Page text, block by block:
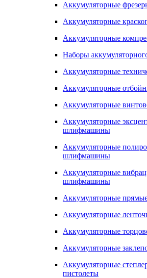
Аккумуляторные
Аккумуляторные
Аккумуляторные
Наборы
Аккумуляторные
Аккумуляторные
Аккумуляторные
Аккумуляторные
шлифмашины
Аккумуляторные
шлифмашины
Аккумуляторные
шлифмашины
Аккумуляторные
Аккумуляторные
Аккумуляторные
Аккумуляторные
Аккумуляторные
пистолеты